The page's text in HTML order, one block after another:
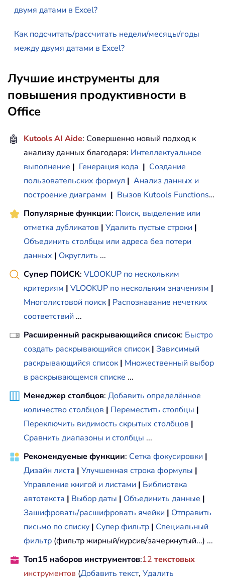
двумя датами в Excel?
Как подсчитать/рассчитать недели/месяцы/годы
между двумя датами в Excel?
Лучшие инструменты для
повышения продуктивности в
Office
🤖 Kutools AI Aide: Совершенно новый подход к
анализу данных благодаря: Интеллектуальное
выполнение | Генерация кода | Создание
пользовательских формул | Анализ данных и
построение диаграмм | Вызов Kutools Functions…
Популярные функции: Поиск, выделение или
отметка дубликатов | Удалить пустые строки |
Объединить столбцы или адреса без потери
данных | Округлить ...
Супер ПОИСК: VLOOKUP по нескольким
критериям | VLOOKUP по нескольким значениям |
Многолистовой поиск | Распознавание нечетких
соответствий ...
Расширенный раскрывающийся список: Быстро
создать раскрывающийся список | Зависимый
раскрывающийся список | Множественный выбор
в раскрывающемся списке ...
Менеджер столбцов: Добавить определённое
количество столбцов | Переместить столбцы |
Переключить видимость скрытых столбцов |
Сравнить диапазоны и столбцы ...
Рекомендуемые функции: Сетка фокусировки |
Дизайн листа | Улучшенная строка формулы |
Управление книгой и листами | Библиотека
автотекста | Выбор даты | Объединить данные |
Зашифровать/расшифровать ячейки | Отправить
письмо по списку | Супер фильтр | Специальный
фильтр (фильтр жирный/курсив/зачеркнутый...) ...
Топ15 наборов инструментов:12 текстовых
инструментов (Добавить текст, Удалить